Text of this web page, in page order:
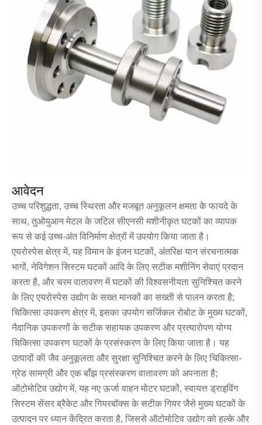
आवेदन
उच्च परिशुद्धता, उच्च स्थिरता और मजबूत अनुकूलन क्षमता के फायदे के
साथ, तुओयुआन मेटल के जटिल सीएनसी मशीनीकृत घटकों का व्यापक
रूप से कई उच्च-अंत विनिर्माण क्षेत्रों में उपयोग किया जाता है।
एयरोस्पेस क्षेत्र में, यह विमान के इंजन घटकों, अंतरिक्ष यान संरचनात्मक
भागों, नेविगेशन सिस्टम घटकों आदि के लिए सटीक मशीनिंग सेवाएं प्रदान
करता है, और चरम वातावरण में घटकों की विश्वसनीयता सुनिश्चित करने
के लिए एयरोस्पेस उद्योग के सख्त मानकों का सख्ती से पालन करता है;
चिकित्सा उपकरण क्षेत्र में, इसका उपयोग सर्जिकल रोबोट के मुख्य घटकों,
नैदानिक ​​​​उपकरणों के सटीक सहायक उपकरण और प्रत्यारोपण योग्य
चिकित्सा उपकरण घटकों के प्रसंस्करण के लिए किया जाता है। यह
उत्पादों की जैव अनुकूलता और सुरक्षा सुनिश्चित करने के लिए चिकित्सा-
ग्रेड सामग्री और एक बाँझ प्रसंस्करण वातावरण को अपनाता है;
ऑटोमोटिव उद्योग में, यह नए ऊर्जा वाहन मोटर घटकों, स्वायत्त ड्राइविंग
सिस्टम सेंसर ब्रैकेट और गियरबॉक्स के सटीक गियर जैसे मुख्य घटकों के
उत्पादन पर ध्यान केंद्रित करता है, जिससे ऑटोमोटिव उद्योग को हल्के और